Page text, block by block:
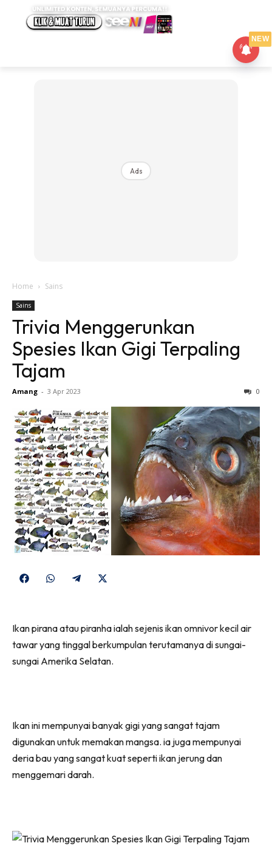
Ads
Home Sains
Sains
Trivia Menggerunkan
Spesies Ikan Gigi Terpaling
Tajam
Amang - 3 Apr 2023 0
Share
Share
Share
(Twitter)
Ikan pirana atau piranha ialah sejenis ikan omnivor kecil air
tawar yang tinggal berkumpulan terutamanya di sungai-
sungai Amerika Selatan.
Ikan ini mempunyai banyak gigi yang sangat tajam
digunakan untuk memakan mangsa. ia juga mempunyai
deria bau yang sangat kuat seperti ikan jerung dan
menggemari darah.
NEW